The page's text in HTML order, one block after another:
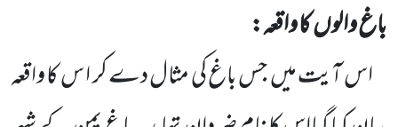
باغ والوںکا واقعہ:
اس آیت میںجس باغ کی مثال دے کر ا س کا واقعہ